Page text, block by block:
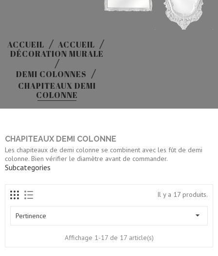
ACCUEIL
ACCUEIL
DÉCORATION MURALE
DEMI COLONNES
CHAPITEAUX DEMI
COLONNE
CHAPITEAUX DEMI COLONNE
Les chapiteaux de demi colonne se combinent avec les fût de demi
colonne. Bien vérifier le diamètre avant de commander.
Subcategories
Il y a 17 produits.
Pertinence 
Affichage 1-17 de 17 article(s)